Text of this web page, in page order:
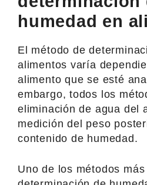
humedad en
El método de
alimentos varía
alimento que se esté
embargo, todos los
eliminación de agua del
medición del peso
contenido de humedad.
Uno de los métodos